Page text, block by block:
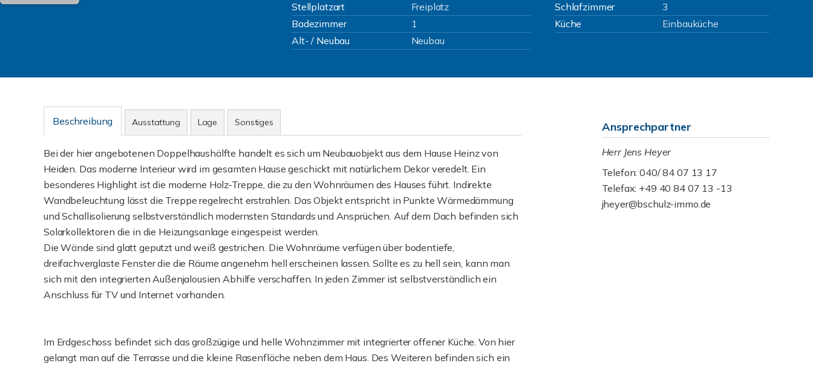
Stellplatzart Freiplatz Schlafzimmer
3
Badezimmer
1 Küche
Einbauküche
Alt- / Neubau
Neubau
Beschreibung Ausstattung Lage Sonstiges
Bei der hier angebotenen Doppelhaushälfte handelt es sich um Neubauobjekt aus dem Hause Heinz von
Heiden. Das moderne Interieur wird im gesamten Hause geschickt mit natürlichem Dekor veredelt. Ein
besonderes Highlight ist die moderne Holz-Treppe, die zu den Wohnräumen des Hauses führt. Indirekte
Wandbeleuchtung lässt die Treppe regelrecht erstrahlen. Das Objekt entspricht in Punkte Wärmedämmung
und Schallisolierung selbstverständlich modernsten Standards und Ansprüchen. Auf dem Dach befinden sich
Solarkollektoren die in die Heizungsanlage eingespeist werden.
Die Wände sind glatt geputzt und weiß gestrichen. Die Wohnräume verfügen über bodentiefe,
dreifachverglaste Fenster die die Räume angenehm hell erscheinen lassen. Sollte es zu hell sein, kann man
sich mit den integrierten Außenjalousien Abhilfe verschaffen. In jeden Zimmer ist selbstverständlich ein
Anschluss für TV und Internet vorhanden.
Im Erdgeschoss befindet sich das großzügige und helle Wohnzimmer mit integrierter offener Küche. Von hier
gelangt man auf die Terrasse und die kleine Rasenfläche neben dem Haus. Des Weiteren befinden sich ein
Ansprechpartner
Herr Jens Heyer
Telefon: 040/ 84 07 13 17
Telefax: +49 40 84 07 13 -13
jheyer@bschulz-immo.de